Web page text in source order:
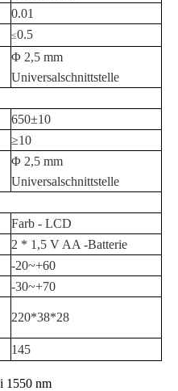
0.01
≤0.5
Φ 2,5 mm
Universalschnittstelle
650±10
≥10
Φ 2,5 mm
Universalschnittstelle
Farb - LCD
2 * 1,5 V AA -Batterie
-20~+60
-30~+70
220*38*28
145
1550 nm